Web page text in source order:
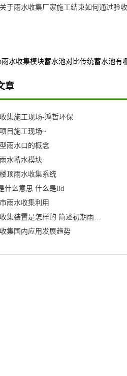
于雨水收集厂家施工结束如何通过验
雨水收集模块蓄水池对比传统蓄水池有
章
集施工现场-鸿哲环保
目施工现场~
雨水口的概念
水蓄水模块
顶雨水收集系统
什么意思什么是lid
雨水收集利用
初期雨水收集装置是怎样的简述初期雨水收集装置的发展
集国内应用发展趋势